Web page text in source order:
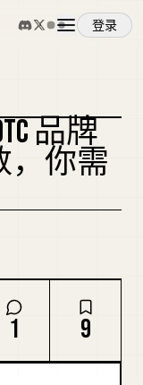
登录
复刻封面
品牌
，你需
1 9